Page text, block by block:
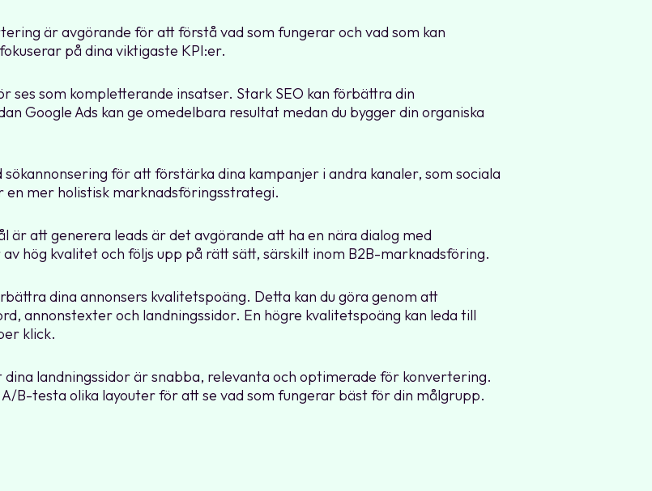
är avgörande för att förstå vad som fungerar och vad som kan
på dina viktigaste KPI:er.
ses som kompletterande insatser. Stark SEO kan förbättra din
Google Ads kan ge omedelbara resultat medan du bygger din organiska
sökannonsering för att förstärka dina kampanjer i andra kanaler, som sociala
mer holistisk marknadsföringsstrategi.
är att generera leads är det avgörande att ha en nära dialog med
hög kvalitet och följs upp på rätt sätt, särskilt inom B2B-marknadsföring.
dina annonsers kvalitetspoäng. Detta kan du göra genom att
annonstexter och landningssidor. En högre kvalitetspoäng kan leda till
klick.
dina landningssidor är snabba, relevanta och optimerade för konvertering.
B-testa olika layouter för att se vad som fungerar bäst för din målgrupp.